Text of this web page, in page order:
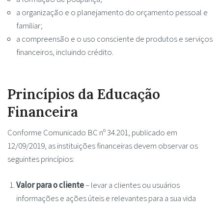
a organização e o planejamento do orçamento pessoal e
familiar;
a compreensão e o uso consciente de produtos e serviços
financeiros, incluindo crédito.
Princípios da Educação
Financeira
Conforme Comunicado BC nº 34.201, publicado em
12/09/2019, as instituições financeiras devem observar os
seguintes princípios:
Valor para o cliente– levar a clientes ou usuários
informações e ações úteis e relevantes para a sua vida